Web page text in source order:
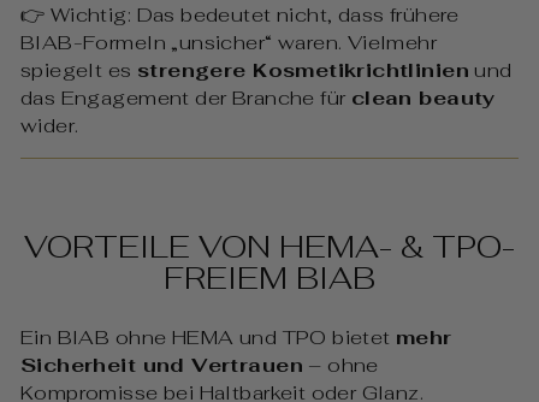
👉 Wichtig: Das bedeutet nicht, dass frühere
BIAB-Formeln „unsicher“ waren. Vielmehr
spiegelt es strengere Kosmetikrichtlinien und
das Engagement der Branche für clean beauty
wider.
VORTEILE VON HEMA- & TPO-
FREIEM BIAB
Ein BIAB ohne HEMA und TPO bietet mehr
Sicherheit und Vertrauen – ohne
Kompromisse bei Haltbarkeit oder Glanz.